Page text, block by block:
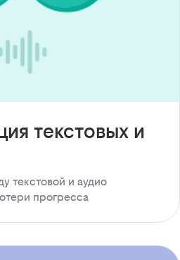
текстовых и
текстовой и аудио
прогресса